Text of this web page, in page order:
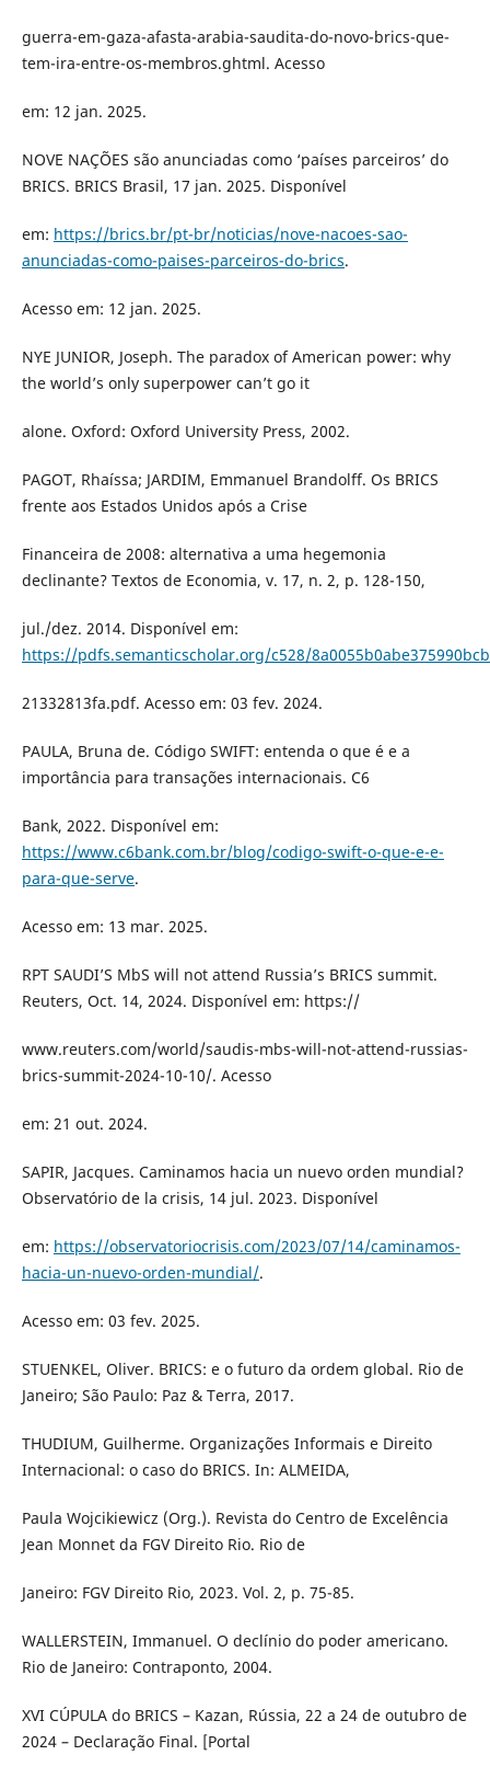
guerra-em-gaza-afasta-arabia-saudita-do-novo-brics-que-
tem-ira-entre-os-membros.ghtml. Acesso
em: 12 jan. 2025.
NOVE NAÇÕES são anunciadas como ‘países parceiros’ do
BRICS. BRICS Brasil, 17 jan. 2025. Disponível
em: https://brics.br/pt-br/noticias/nove-nacoes-sao-
anunciadas-como-paises-parceiros-do-brics.
Acesso em: 12 jan. 2025.
NYE JUNIOR, Joseph. The paradox of American power: why
the world’s only superpower can’t go it
alone. Oxford: Oxford University Press, 2002.
PAGOT, Rhaíssa; JARDIM, Emmanuel Brandolff. Os BRICS
frente aos Estados Unidos após a Crise
Financeira de 2008: alternativa a uma hegemonia
declinante? Textos de Economia, v. 17, n. 2, p. 128-150,
jul./dez. 2014. Disponível em:
https://pdfs.semanticscholar.org/c528/
21332813fa.pdf. Acesso em: 03 fev. 2024.
PAULA, Bruna de. Código SWIFT: entenda o que é e a
importância para transações internacionais. C6
Bank, 2022. Disponível em:
https://www.c6bank.com.br/blog/codigo-swift-o-que-e-e-
para-que-serve.
Acesso em: 13 mar. 2025.
RPT SAUDI’S MbS will not attend Russia’s BRICS summit.
Reuters, Oct. 14, 2024. Disponível em: https://
www.reuters.com/world/saudis-mbs-will-not-attend-russias-
brics-summit-2024-10-10/. Acesso
em: 21 out. 2024.
SAPIR, Jacques. Caminamos hacia un nuevo orden mundial?
Observatório de la crisis, 14 jul. 2023. Disponível
em: https://observatoriocrisis.com/2023/07/14/caminamos-
hacia-un-nuevo-orden-mundial/.
Acesso em: 03 fev. 2025.
STUENKEL, Oliver. BRICS: e o futuro da ordem global. Rio de
Janeiro; São Paulo: Paz & Terra, 2017.
THUDIUM, Guilherme. Organizações Informais e Direito
Internacional: o caso do BRICS. In: ALMEIDA,
Paula Wojcikiewicz (Org.). Revista do Centro de Excelência
Jean Monnet da FGV Direito Rio. Rio de
Janeiro: FGV Direito Rio, 2023. Vol. 2, p. 75-85.
WALLERSTEIN, Immanuel. O declínio do poder americano.
Rio de Janeiro: Contraponto, 2004.
XVI CÚPULA do BRICS – Kazan, Rússia, 22 a 24 de outubro de
2024 – Declaração Final. [Portal